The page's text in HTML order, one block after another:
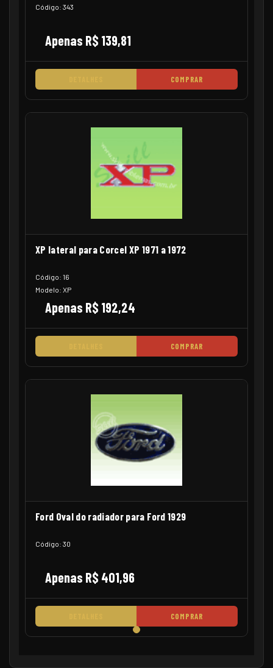
Código: 343
Apenas R$ 139,81
COMPRAR
XP lateral para Corcel XP 1971 a 1972
Código: 16
Modelo: XP
Apenas R$ 192,24
COMPRAR
Ford Oval do radiador para Ford 1929
Código: 30
Apenas R$ 401,96
COMPRAR